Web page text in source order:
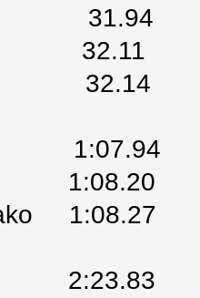
31.94
32.11
32.14
1:07.94
1:08.20
1:08.27
2:23.83